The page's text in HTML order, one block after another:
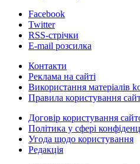
Facebook
Twitter
RSS-стрічки
E-mail розсилка
Контакти
Реклама на сайті
Використання матеріалів
Правила користування
Договір користування
Політика у сфері
Угода щодо користування
Редакція